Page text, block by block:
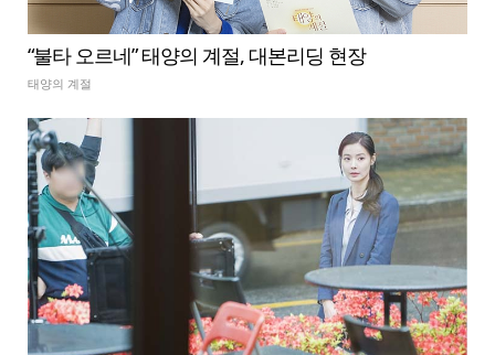
“불타 오르네” 태양의 계절, 대본리딩 현장
태양의 계절